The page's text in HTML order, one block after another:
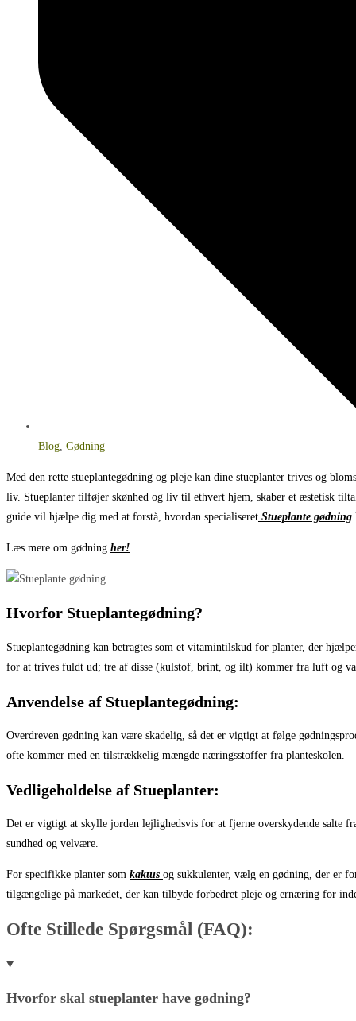
Blog Gødning
Med den rette stueplantegødning og pleje kan dine stueplanter trives og
liv. Stueplanter tilføjer skønhed og liv til ethvert hjem, skaber et æstetisk
guide vil hjælpe dig med at forstå, hvordan specialiseret Stueplante gødning
Læs mere om gødning her!
Hvorfor Stueplantegødning?
Stueplantegødning kan betragtes som et vitamintilskud for planter, der
for at trives fuldt ud; tre af disse (kulstof, brint, og ilt) kommer fra luft og
Anvendelse af Stueplantegødning:
Overdreven gødning kan være skadelig, så det er vigtigt at følge
ofte kommer med en tilstrækkelig mængde næringsstoffer fra planteskolen.
Vedligeholdelse af Stueplanter:
Det er vigtigt at skylle jorden lejlighedsvis for at fjerne overskydende salte
sundhed og velvære.
For specifikke planter som kaktus og sukkulenter, vælg en gødning, der er
tilgængelige på markedet, der kan tilbyde forbedret pleje og ernæring for
Ofte Stillede Spørgsmål (FAQ):
Hvorfor skal stueplanter have gødning?